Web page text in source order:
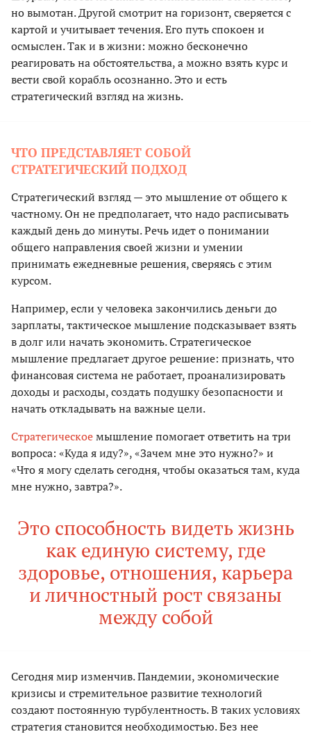
но вымотан. Другой смотрит на горизонт, сверяется с
картой и учитывает течения. Его путь спокоен и
осмыслен. Так и в жизни: можно бесконечно
реагировать на обстоятельства, а можно взять курс и
вести свой корабль осознанно. Это и есть
стратегический взгляд на жизнь.
ЧТО ПРЕДСТАВЛЯЕТ СОБОЙ
СТРАТЕГИЧЕСКИЙ ПОДХОД
Стратегический взгляд — это мышление от общего к
частному. Он не предполагает, что надо расписывать
каждый день до минуты. Речь идет о понимании
общего направления своей жизни и умении
принимать ежедневные решения, сверяясь с этим
курсом.
Например, если у человека закончились деньги до
зарплаты, тактическое мышление подсказывает взять
в долг или начать экономить. Стратегическое
мышление предлагает другое решение: признать, что
финансовая система не работает, проанализировать
доходы и расходы, создать подушку безопасности и
начать откладывать на важные цели.
Стратегическоемышление помогает ответить на три
вопроса: «Куда я иду?», «Зачем мне это нужно?» и
«Что я могу сделать сегодня, чтобы оказаться там, куда
мне нужно, завтра?».
Это способность видеть жизнь
как единую систему, где
здоровье, отношения, карьера
и личностный рост связаны
между собой
Сегодня мир изменчив. Пандемии, экономические
кризисы и стремительное развитие технологий
создают постоянную турбулентность. В таких условиях
стратегия становится необходимостью. Без нее